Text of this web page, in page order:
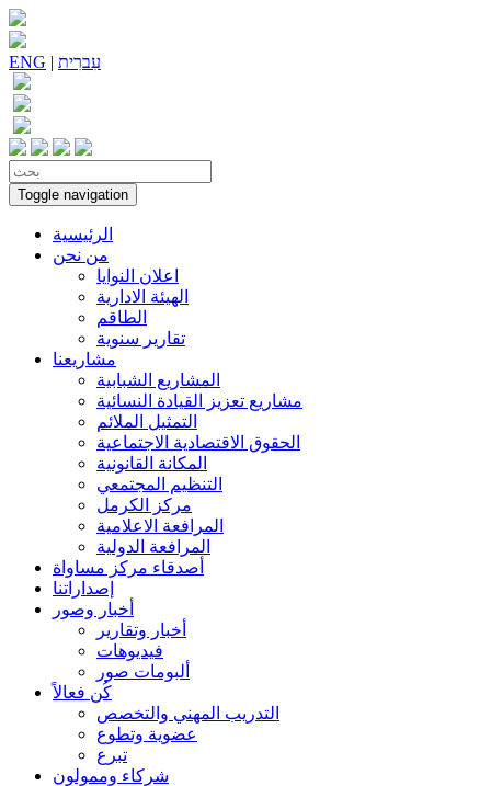
ENG | עִברִית
Toggle navigation
الرئيسية
من نحن
اعلان النوايا
الهيئة الادارية
الطاقم
تقارير سنوية
مشاريعنا
المشاريع الشبابية
مشاريع تعزيز القيادة النسائية
التمثيل الملائم
الحقوق الاقتصادية الاجتماعية
المكانة القانونية
التنظيم المجتمعي
مركز الكرمل
المرافعة الاعلامية
المرافعة الدولية
أصدقاء مركز مساواة
إصداراتنا
أخبار وصور
أخبار وتقارير
فيديوهات
ألبومات صور
كُن فعالاً
التدريب المهني والتخصص
عضوية وتطوع
تبرع
شركاء وممولون